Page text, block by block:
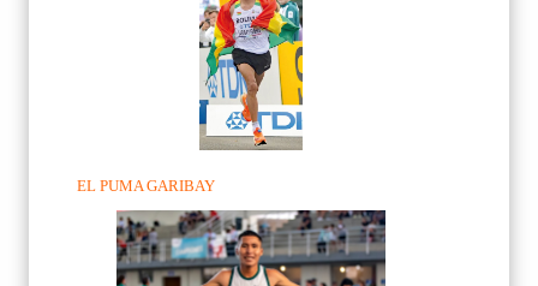
EL PUMA GARIBAY